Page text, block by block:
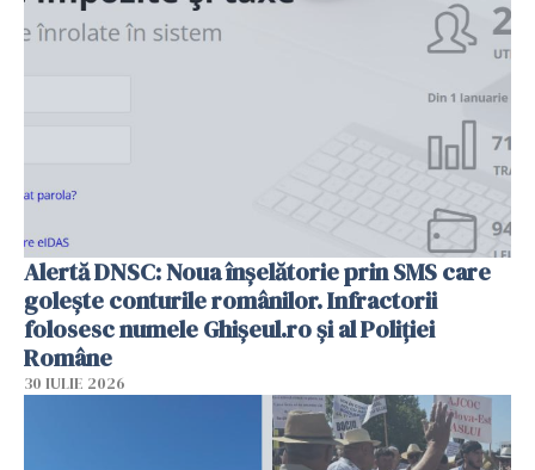
Alertă DNSC: Noua înșelătorie prin SMS care
golește conturile românilor. Infractorii
folosesc numele Ghișeul.ro și al Poliției
Române
30 IULIE 2026